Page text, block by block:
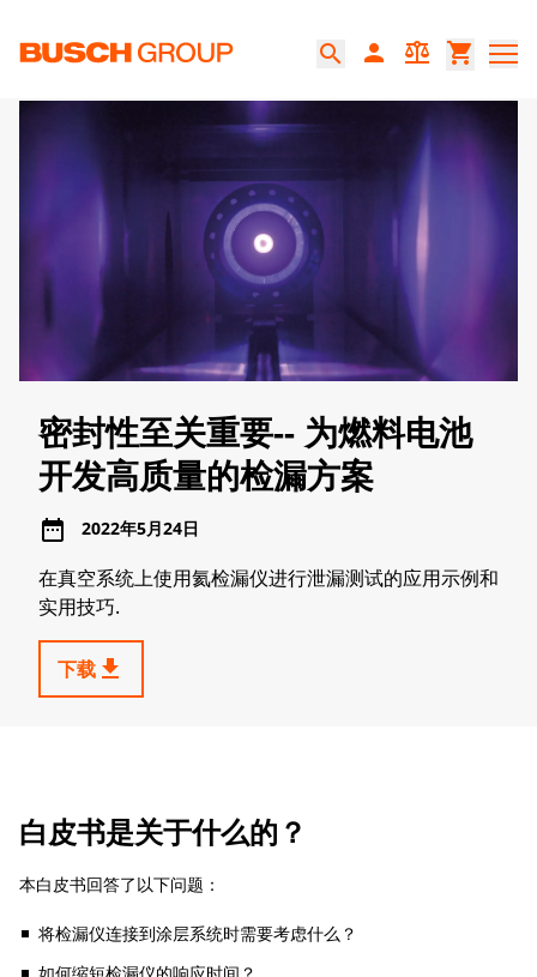
search person balance shopping_cart
密封性至关重要-- 为燃料电池
开发高质量的检漏方案
date_range 2022年5月24日
在真空系统上使用氦检漏仪进行泄漏测试的应用示例和
实用技巧.
下载 get_app
白皮书是关于什么的？
本白皮书回答了以下问题：
将检漏仪连接到涂层系统时需要考虑什么？